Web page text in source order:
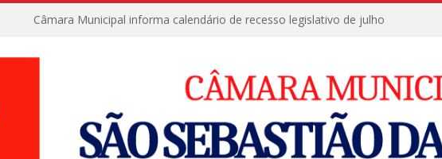
Câmara Municipal informa calendário de recesso legislativo de julho